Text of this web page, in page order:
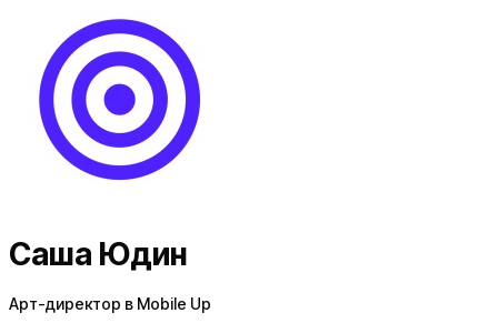
Саша Юдин
Арт-директор в Mobile Up